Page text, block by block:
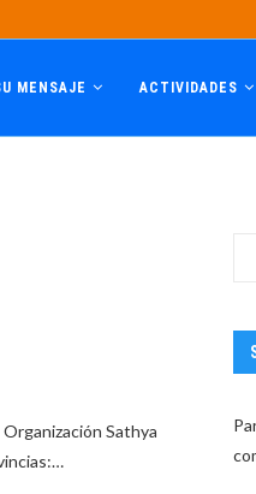
MENSAJE ACTIVIDADES
Sathya